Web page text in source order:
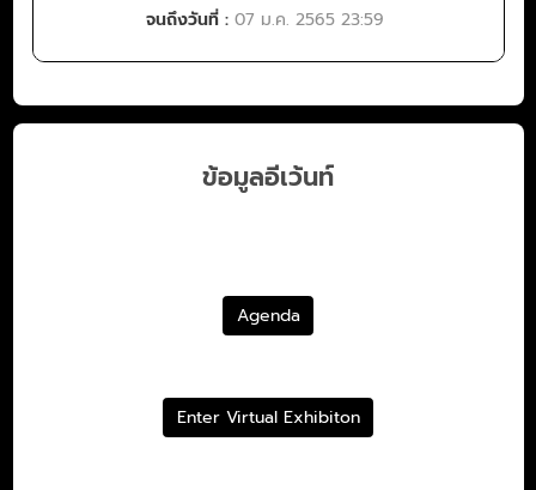
จนถึงวันที่ : 07 ม.ค. 2565 23:59
ข้อมูลอีเว้นท์
Agenda
Enter Virtual Exhibiton